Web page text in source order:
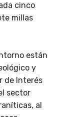
cinco
millas
están
y
de Interés
sector
al